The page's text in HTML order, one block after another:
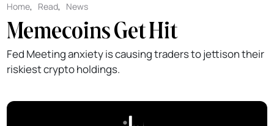
Home, Read, News
Memecoins Get Hit
Fed Meeting anxiety is causing traders to jettison their
riskiest crypto holdings.